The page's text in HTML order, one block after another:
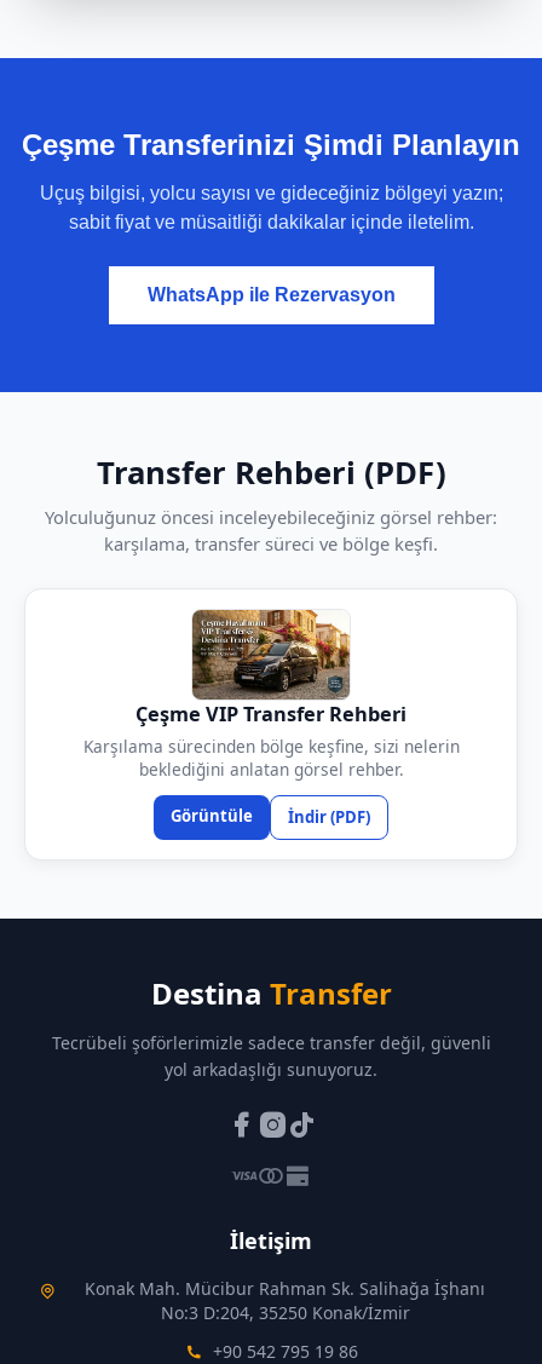
Çeşme Transferinizi Şimdi Planlayın
Uçuş bilgisi, yolcu sayısı ve gideceğiniz bölgeyi yazın;
sabit fiyat ve müsaitliği dakikalar içinde iletelim.
WhatsApp ile Rezervasyon
Transfer Rehberi (PDF)
Yolculuğunuz öncesi inceleyebileceğiniz görsel rehber:
karşılama, transfer süreci ve bölge keşfi.
Çeşme VIP Transfer Rehberi
Karşılama sürecinden bölge keşfine, sizi nelerin
beklediğini anlatan görsel rehber.
Görüntüle İndir (PDF)
Destina Transfer
Tecrübeli şoförlerimizle sadece transfer değil, güvenli
yol arkadaşlığı sunuyoruz.
İletişim
Konak Mah. Mücibur Rahman Sk. Salihağa İşhanı
No:3 D:204, 35250 Konak/İzmir
+90 542 795 19 86